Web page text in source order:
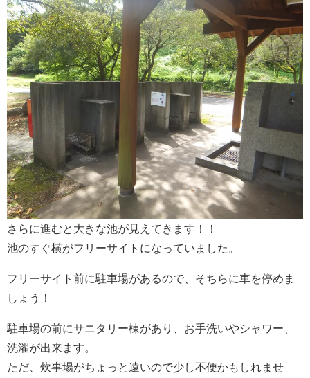
さらに進むと大きな池が見えてきます！！
池のすぐ横がフリーサイトになっていました。
フリーサイト前に駐車場があるので、そちらに車を停めま
しょう！
駐車場の前にサニタリー棟があり、お手洗いやシャワー、
洗濯が出来ます。
ただ、炊事場がちょっと遠いので少し不便かもしれませ